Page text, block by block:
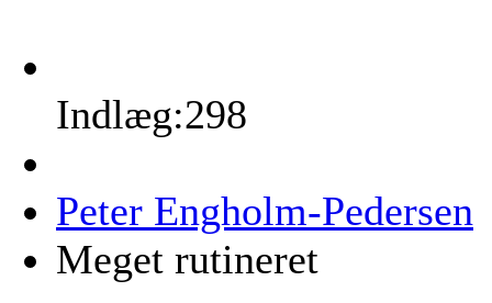
Indlæg:298
Peter Engholm-Pedersen
Meget rutineret